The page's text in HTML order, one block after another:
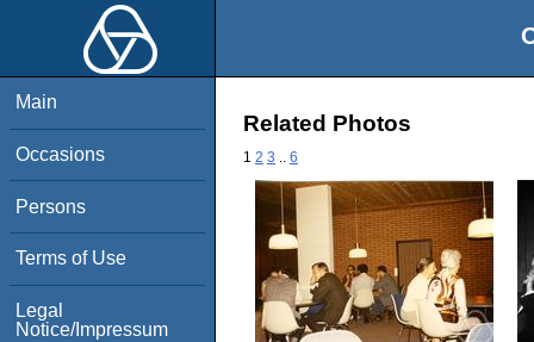
Main
Occasions
Persons
Terms of Use
Legal
Notice/Impressum
Related Photos
1 2 3 6